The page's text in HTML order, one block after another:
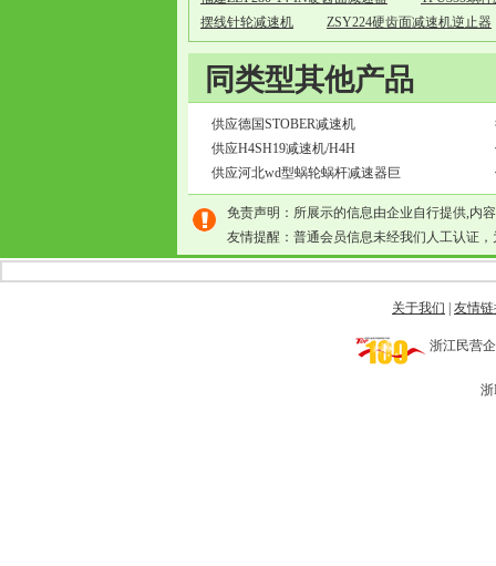
摆线针轮减速机
ZSY224硬齿面减速机逆止器
同类型其他产品
供应德国STOBER减速机
供应H4SH19减速机/H4H
供应河北wd型蜗轮蜗杆减速器巨
免责声明：所展示的信息由企业自行提供,内
友情提醒：普通会员信息未经我们人工认证
关于我们 友情
浙江民营
浙